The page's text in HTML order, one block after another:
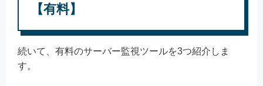
【有料】
続いて、有料のサーバー監視ツールを3つ紹介しま
す。